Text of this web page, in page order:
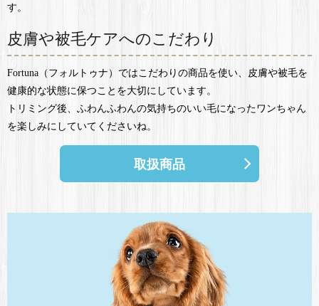
す。
皮膚や被毛ケアへのこだわり
Fortuna（フォルトゥナ）ではこだわりの商品を使い、皮膚や被毛を
健康的な状態に保つことを大切にしています。
トリミング後、ふわんふわんの気持ちのいい毛になったワンちゃん
を楽しみにしていてくださいね。
取扱商品